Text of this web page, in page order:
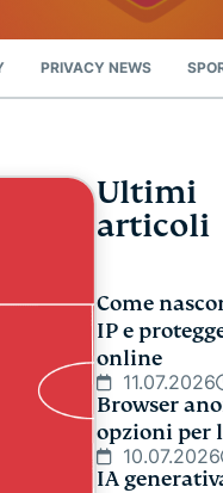
PRIVACY NEWS
Ultimi
articoli
Come
IP e
online
11.07.2026
Browser
opzioni per
10.07.2026
IA